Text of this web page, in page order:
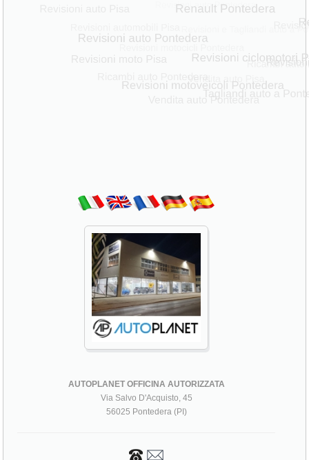
AUTOPLANET OFFICINA AUTORIZZATA
Via Salvo D'Acquisto, 45
56025 Pontedera (PI)